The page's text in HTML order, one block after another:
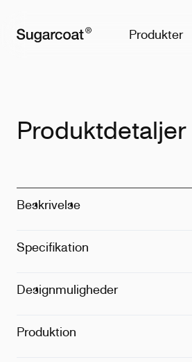
Produkter
Produktdetaljer
Beskrivelse
Specifikation
Designmuligheder
Produktion